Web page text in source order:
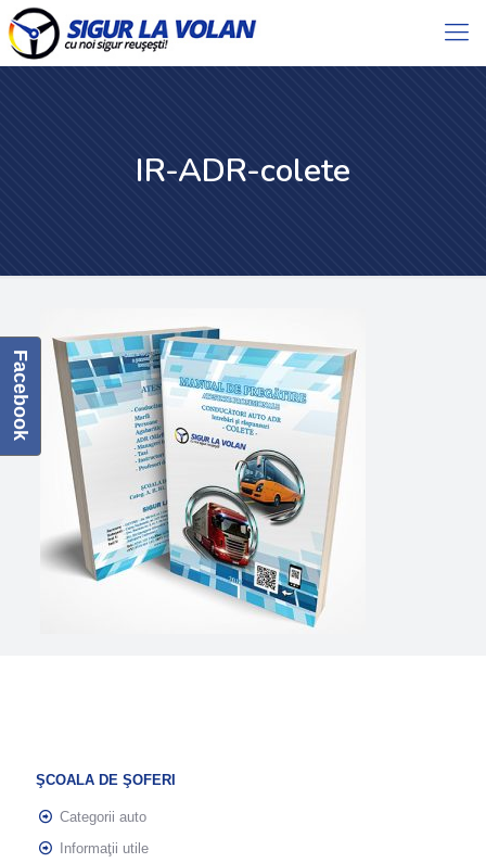
IR-ADR-colete
ŞCOALA DE ŞOFERI
Categorii auto
Informaţii utile
Facebook